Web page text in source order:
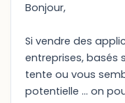
Bonjour,
Si vendre des
entreprises, basés
tente ou vous
potentielle ... on